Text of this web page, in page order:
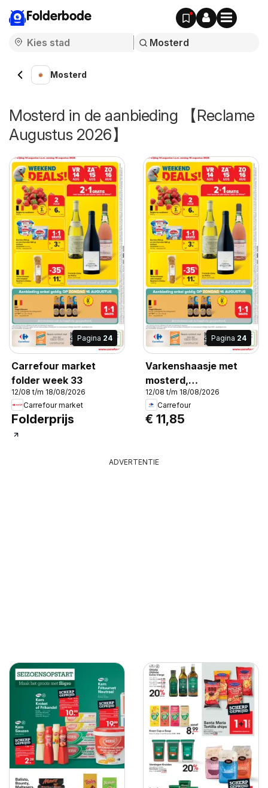
Folderbode
Mosterd
Mosterd in de aanbieding 【Reclame
Augustus 2026】
Pagina 24
Carrefour market
folder week 33
12/08 t/m 18/08/2026
Carrefour market
Folderprijs
Pagina 24
Varkenshaasje met
mosterd,
Varkenshaasje met
mosterd Butcher's
Choice + 500 g
12/08 t/m 18/08/2026
Carrefour
€ 11,85
ADVERTENTIE